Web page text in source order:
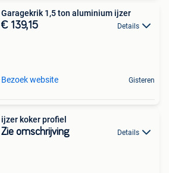
Garagekrik 1,5 ton aluminium ijzer
€ 139,15 Details
Bezoek website Gisteren
ijzer koker profiel
Zie omschrijving Details